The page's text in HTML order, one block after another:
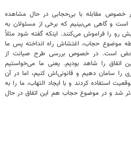
خصوص مقابله با بی‌حجابی در حال مشاهده
و گاهی می‌بینیم که برخی از مسئولان به
رو را فراموش می‌کنند. اینکه گفته شود مثلاً
موضوع حجاب، اغتشاش راه انداخته پس ما
محض است. در خصوص بررسی طرح صیانت از
اتفاق را شاهد بودیم. یعنی ما می‌خواستیم
سامان دهیم و قانونی‌اش کنیم، اما در آن
استفاده کردند و با ایجاد التهاب، ما را به
شد و در موضوع حجاب هم این اتفاق در حال